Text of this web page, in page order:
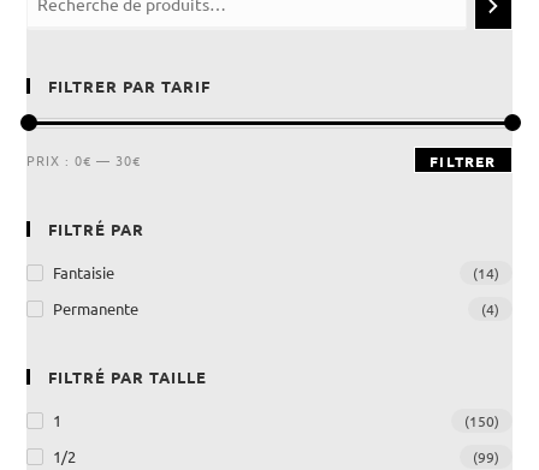
FILTRER PAR TARIF
FILTRER
PRIX :0€ — 30€
FILTRÉ PAR
Fantaisie (14)
Permanente (4)
FILTRÉ PAR TAILLE
1 (150)
1/2 (99)